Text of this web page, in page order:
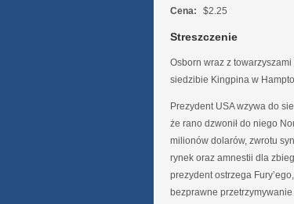
Cena: $2.25
Streszczenie
Osborn wraz z
siedzibie Kingpina w
Prezydent USA wzywa do
że rano dzwonił do niego
milionów dolarów, zwrotu
rynek oraz amnestii dla
prezydent ostrzega
bezprawne